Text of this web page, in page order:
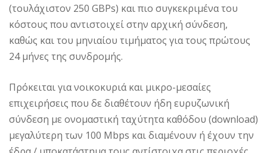
(τουλάχιστον 250 GBPs) και πιο συγκεκριμένα του
κόστους που αντιστοιχεί στην αρχική σύνδεση,
καθώς και του μηνιαίου τιμήματος για τους πρώτους
24 μήνες της συνδρομής.
Πρόκειται για νοικοκυριά και μικρο-μεσαίες
επιχειρήσεις που δε διαθέτουν ήδη ευρυζωνική
σύνδεση με ονομαστική ταχύτητα καθόδου (download)
μεγαλύτερη των 100 Mbps και διαμένουν ή έχουν την